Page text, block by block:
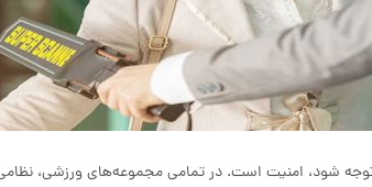
توجه شود، امنیت است. در تمامی‌ مجموعه‌های ورزشی،